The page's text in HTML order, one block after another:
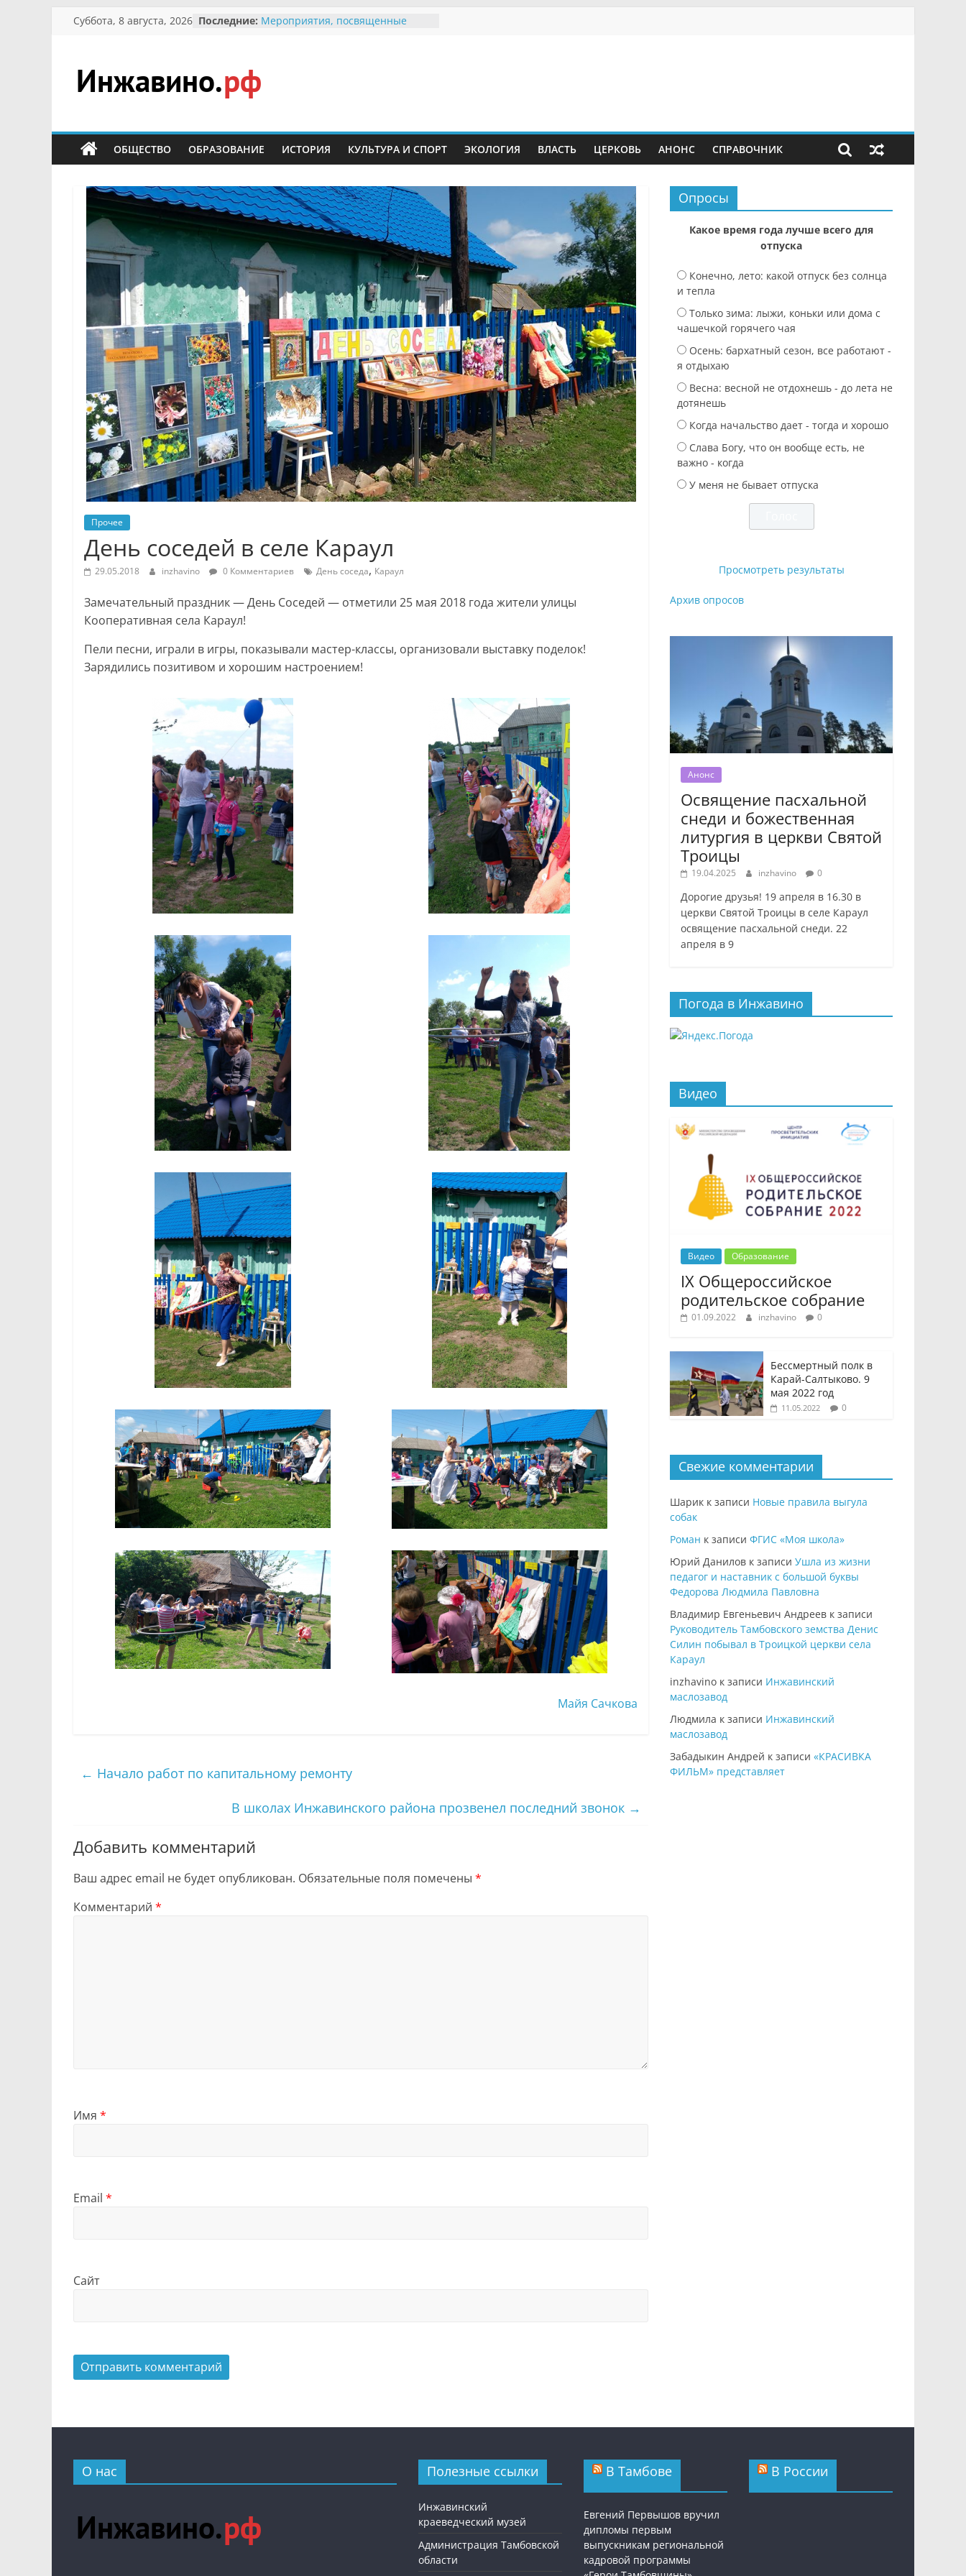
Перейти
Суббота, 8 августа, 2026 Последние: Мероприятия, посвященные
Безопасность в сети Интернет
Ученики приняли участие в
мероприятии «Сохраним
В вольере Воронинского
заповедника родились крапчатые
суслики
Инжавино.рф
сельский
портал
ОБЩЕСТВО ОБРАЗОВАНИЕ ИСТОРИЯ КУЛЬТУРА И СПОРТ ЭКОЛОГИЯ ВЛАСТЬ ЦЕРКОВЬ АНОНС СПРАВОЧНИК
Прочее
День соседей в селе Караул
29.05.2018 inzhavino 0 Комментариев День соседа, Караул
Замечательный праздник — День Соседей — отметили 25 мая 2018 года жители улицы
Кооперативная села Караул!
Пели песни, играли в игры, показывали мастер-классы, организовали выставку поделок!
Зарядились позитивом и хорошим настроением!
Майя Сачкова
← Начало работ по капитальному ремонту
В школах Инжавинского района прозвенел последний звонок →
Добавить комментарий
Ваш адрес email не будет опубликован. Обязательные поля помечены *
Комментарий *
Имя *
Email *
Сайт
Опросы
Какое время года лучше всего для
отпуска
Конечно, лето: какой отпуск без солнца
и тепла
Только зима: лыжи, коньки или дома с
чашечкой горячего чая
Осень: бархатный сезон, все работают -
я отдыхаю
Весна: весной не отдохнешь - до лета не
дотянешь
Когда начальство дает - тогда и хорошо
Слава Богу, что он вообще есть, не
важно - когда
У меня не бывает отпуска
Просмотреть результаты
Архив опросов
Анонс
Освящение пасхальной
снеди и божественная
литургия в церкви Святой
Троицы
19.04.2025 inzhavino 0
Дорогие друзья! 19 апреля в 16.30 в
церкви Святой Троицы в селе Караул
освящение пасхальной снеди. 22
апреля в 9
Погода в Инжавино
Видео
Видео Образование
IX Общероссийское
родительское собрание
01.09.2022 inzhavino 0
Бессмертный полк в
Карай-Салтыково. 9
мая 2022 год
11.05.2022 0
Свежие комментарии
Шарик к записи Новые правила выгула
собак
Роман к записи ФГИС «Моя школа»
Юрий Данилов к записи Ушла из жизни
педагог и наставник с большой буквы
Федорова Людмила Павловна
Владимир Евгеньевич Андреев к записи
Руководитель Тамбовского земства Денис
Силин побывал в Троицкой церкви села
Караул
inzhavino к записи Инжавинский
маслозавод
Людмила к записи Инжавинский
маслозавод
Забадыкин Андрей к записи «КРАСИВКА
ФИЛЬМ» представляет
О нас Полезные ссылки
Инжавинский
краеведческий музей
Администрация Тамбовской
области
В Тамбове
Евгений Первышов вручил
дипломы первым
выпускникам региональной
кадровой программы
В России